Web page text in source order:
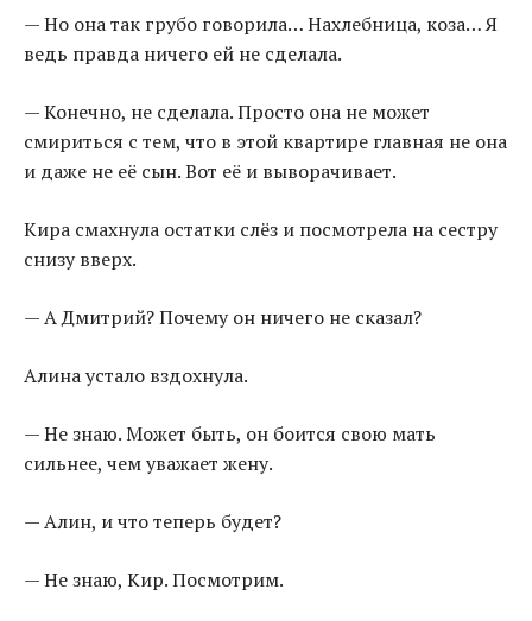
— Но она так грубо говорила… Нахлебница, коза… Я
ведь правда ничего ей не сделала.
— Конечно, не сделала. Просто она не может
смириться с тем, что в этой квартире главная не она
и даже не её сын. Вот её и выворачивает.
Кира смахнула остатки слёз и посмотрела на сестру
снизу вверх.
— А Дмитрий? Почему он ничего не сказал?
Алина устало вздохнула.
— Не знаю. Может быть, он боится свою мать
сильнее, чем уважает жену.
— Алин, и что теперь будет?
— Не знаю, Кир. Посмотрим.